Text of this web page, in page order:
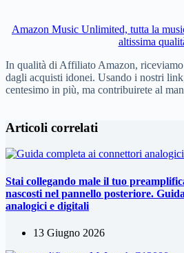
Amazon Music Unlimited, tutta la
altissima
In qualità di Affiliato Amazon,
dagli acquisti idonei. Usando i nostri
centesimo in più, ma contribuirete al
Articoli correlati
Stai collegando male il tuo
nascosti nel pannello posteriore.
analogici e digitali
13 Giugno 2026